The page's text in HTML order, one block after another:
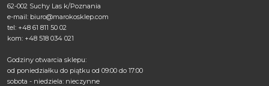
62-002 Suchy Las k/Poznania
e-mail: biuro@marokosklep.com
tel: +48 61 811 50 02
kom: +48 518 034 021
Godziny otwarcia sklepu:
od poniedziałku do piątku od 09:00 do 17:00
sobota - niedziela: nieczynne